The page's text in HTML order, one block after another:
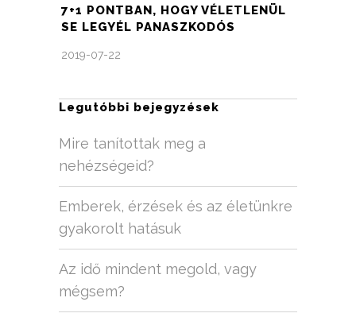
7+1 PONTBAN, HOGY VÉLETLENÜL
SE LEGYÉL PANASZKODÓS
2019-07-22
Legutóbbi bejegyzések
Mire tanítottak meg a
nehézségeid?
Emberek, érzések és az életünkre
gyakorolt hatásuk
Az idő mindent megold, vagy
mégsem?